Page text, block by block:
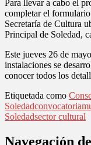
Para llevar a cabo el
completar el
Secretaría de Cultura
Principal de Soledad,
Este jueves 26 de
instalaciones se
conocer todos los
Etiquetada como
Soledadconvocatoria
Soledadsector cultural
Navegación